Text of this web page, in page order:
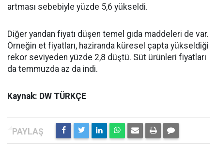
artması sebebiyle yüzde 5,6 yükseldi.
Diğer yandan fiyatı düşen temel gıda maddeleri de var.
Örneğin et fiyatları, haziranda küresel çapta yükseldiği
rekor seviyeden yüzde 2,8 düştü. Süt ürünleri fiyatları
da temmuzda az da indi.
Kaynak: DW TÜRKÇE